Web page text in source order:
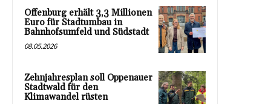
Offenburg erhält 3,3 Millionen
Euro für Stadtumbau in
Bahnhofsumfeld und Südstadt
08.05.2026
Zehnjahresplan soll Oppenauer
Stadtwald für den
Klimawandel rüsten